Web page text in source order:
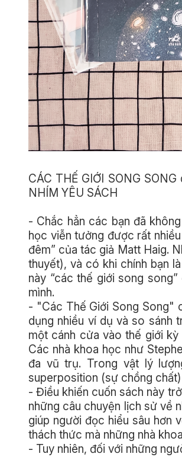
CÁC THẾ GIỚI SONG
NHÍM YÊU SÁCH
- Chắc hẳn các bạn đã
học viễn tưởng được rất
đêm” của tác giả Matt Haig.
thuyết), và có khi chính bạn
này “các thế giới song
mình.
- "Các Thế Giới Song Song"
dụng nhiều ví dụ và so sánh
một cánh cửa vào thế giới
Các nhà khoa học như
đa vũ trụ. Trong vật lý
superposition (sự chồng
- Điều khiến cuốn sách này
những câu chuyện lịch sử về
giúp người đọc hiểu sâu hơn
thách thức mà những nhà
- Tuy nhiên, đối với những